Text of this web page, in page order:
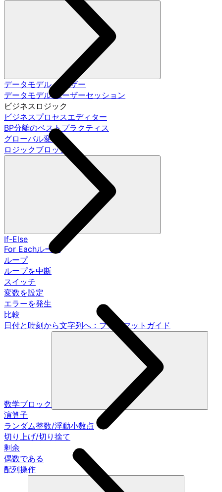
データモデル ユーザー
データモデル ユーザーセッション
ビジネスロジック
ビジネスプロセスエディター
BP分離のベストプラクティス
グローバル変数
ロジックブロック
If-Else
For Eachループ
ループ
ループを中断
スイッチ
変数を設定
エラーを発生
比較
日付と時刻から文字列へ：フォーマットガイド
数学ブロック
演算子
ランダム整数/浮動小数点
切り上げ/切り捨て
剰余
偶数である
配列操作